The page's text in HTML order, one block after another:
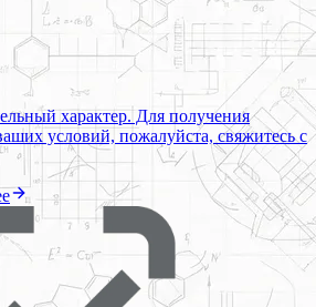
характер. Для получения
условий, пожалуйста, свяжитесь с